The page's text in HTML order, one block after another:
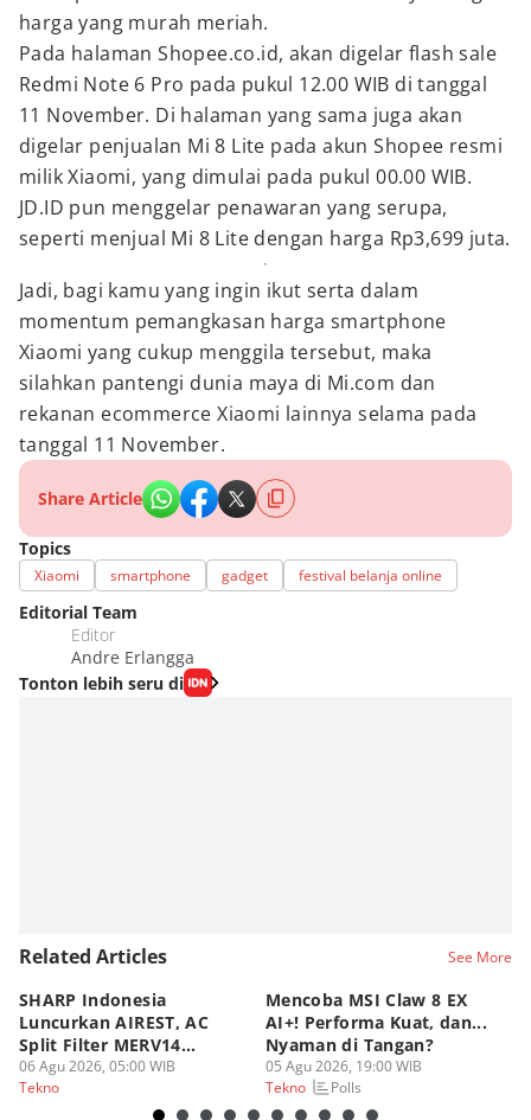
harga yang murah meriah.
Pada halaman Shopee.co.id, akan digelar flash sale
Redmi Note 6 Pro pada pukul 12.00 WIB di tanggal
11 November. Di halaman yang sama juga akan
digelar penjualan Mi 8 Lite pada akun Shopee resmi
milik Xiaomi, yang dimulai pada pukul 00.00 WIB.
JD.ID pun menggelar penawaran yang serupa,
seperti menjual Mi 8 Lite dengan harga Rp3,699 juta.
Jadi, bagi kamu yang ingin ikut serta dalam
momentum pemangkasan harga smartphone
Xiaomi yang cukup menggila tersebut, maka
silahkan pantengi dunia maya di Mi.com dan
rekanan ecommerce Xiaomi lainnya selama pada
tanggal 11 November.
Share Article
Topics
Xiaomi smartphone gadget festival belanja online
Editorial Team
Editor
Andre Erlangga
Tonton lebih seru di
Related Articles See More
SHARP Indonesia
Luncurkan AIREST, AC
Split Filter MERV14
Perdana!
06 Agu 2026, 05:00 WIB
Tekno
Mencoba MSI Claw 8 EX
AI+! Performa Kuat, dan...
Nyaman di Tangan?
05 Agu 2026, 19:00 WIB
Tekno
Polls